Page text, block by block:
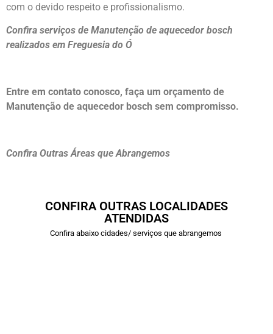
com o devido respeito e profissionalismo.
Confira serviços de Manutenção de aquecedor bosch
realizados em Freguesia do Ó
Entre em contato conosco, faça um orçamento de
Manutenção de aquecedor bosch sem compromisso.
Confira Outras Áreas que Abrangemos
CONFIRA OUTRAS LOCALIDADES
ATENDIDAS
Confira abaixo cidades/ serviços que abrangemos